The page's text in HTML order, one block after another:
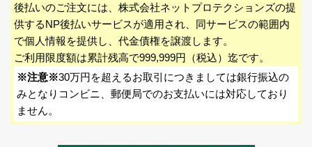
後払いのご注文には、株式会社ネットプロテクションズの提
供するNP後払いサービスが適用され、同サービスの範囲内
で個人情報を提供し、代金債権を譲渡します。
ご利用限度額は累計残高で999,999円（税込）迄です。
※注意※30万円を超えるお取引につきましては銀行振込の
みとなりコンビニ、郵便局でのお支払いには対応しており
ません。